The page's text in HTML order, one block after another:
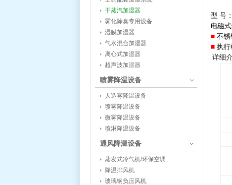
干蒸汽加湿器
雾化除臭专用设备
湿膜加湿器
气水混合加湿器
离心式加湿器
超声波加湿器
喷雾降温设备
人造雾降温设备
喷雾降温设备
微雾降温设备
喷淋降温设备
通风降温设备
蒸发式冷气机/环保空调
降温排风机
玻璃钢负压风机
型 号
电磁
■ 不锈
■ 执行
详细